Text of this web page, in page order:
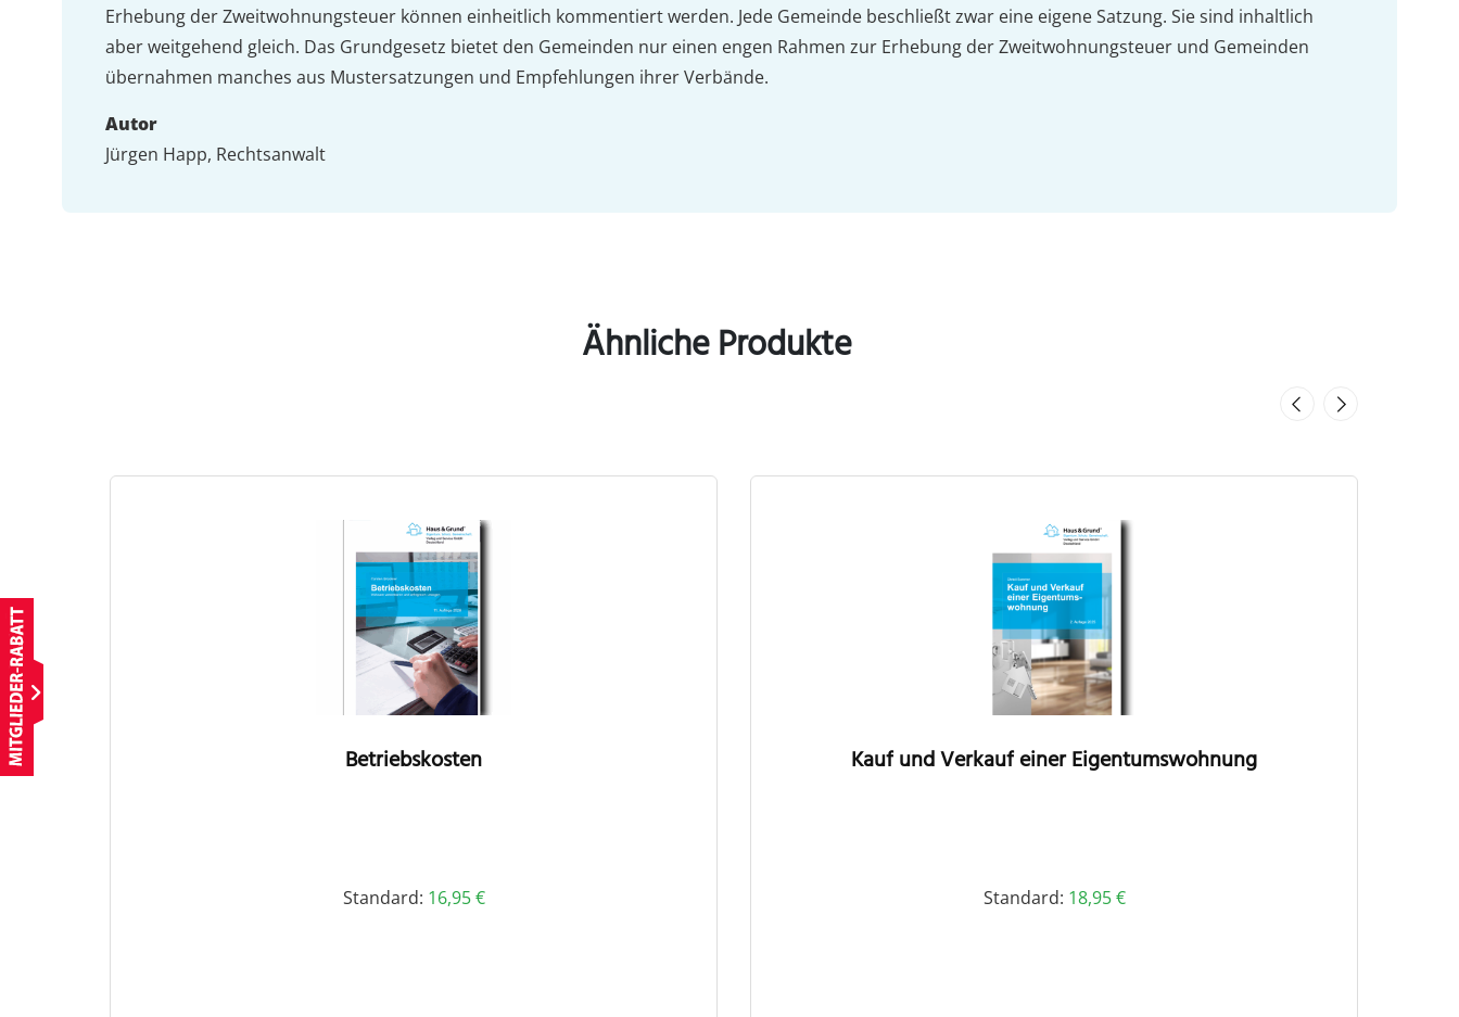
Erhebung der Zweitwohnungsteuer können einheitlich kommentiert werden. Jede Gemeinde beschließt zwar eine eigene Satzung. Sie sind inhaltlich
aber weitgehend gleich. Das Grundgesetz bietet den Gemeinden nur einen engen Rahmen zur Erhebung der Zweitwohnungsteuer und Gemeinden
übernahmen manches aus Mustersatzungen und Empfehlungen ihrer Verbände.
Autor
Jürgen Happ, Rechtsanwalt
Ähnliche Produkte
Betriebskosten
Standard: 16,95€
Kauf und Verkauf einer Eigentumswohnung
Standard: 18,95€